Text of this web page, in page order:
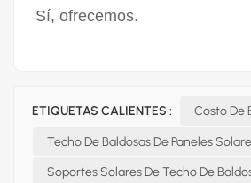
Sí, ofrecemos.
ETIQUETAS CALIENTES : Costo De
Techo De Baldosas De Paneles
Soportes Solares De Techo De